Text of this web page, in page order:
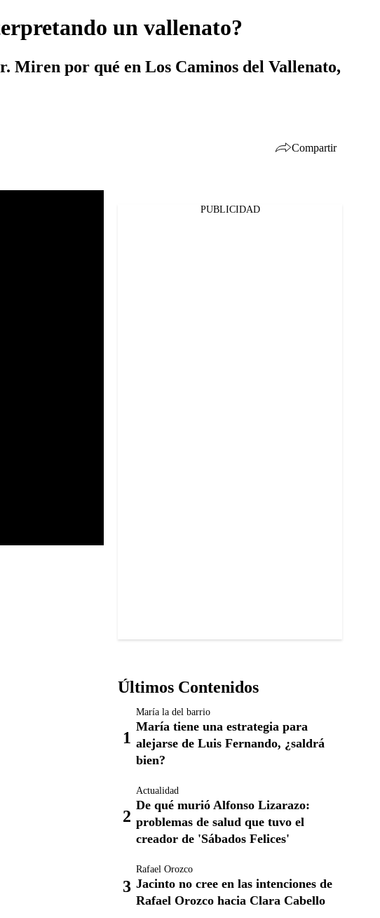
un vallenato?
Miren por qué en Los Caminos del Vallenato,
Compartir
PUBLICIDAD
Últimos Contenidos
María la del barrio
María tiene una estrategia para
alejarse de Luis Fernando, ¿saldrá
bien?
Actualidad
De qué murió Alfonso Lizarazo:
problemas de salud que tuvo el
creador de 'Sábados Felices'
Rafael Orozco
Jacinto no cree en las intenciones de
Rafael Orozco hacia Clara Cabello